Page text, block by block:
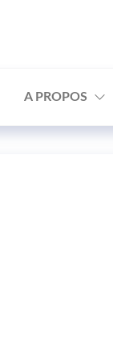
A PROPOS